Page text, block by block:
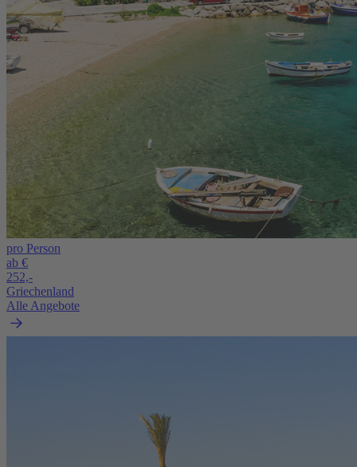
pro Person
ab €
252,-
Griechenland
Alle Angebote